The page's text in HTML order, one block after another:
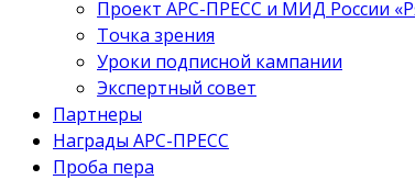
Проект АРС-ПРЕСС и МИД России
Точка зрения
Уроки подписной кампании
Экспертный совет
Партнеры
Награды АРС-ПРЕСС
Проба пера